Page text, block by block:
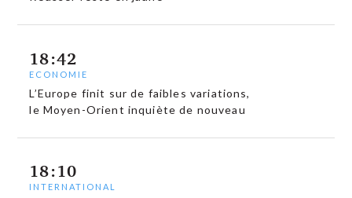
18:42
ECONOMIE
L’Europe finit sur de faibles variations,
le Moyen-Orient inquiète de nouveau
18:10
INTERNATIONAL